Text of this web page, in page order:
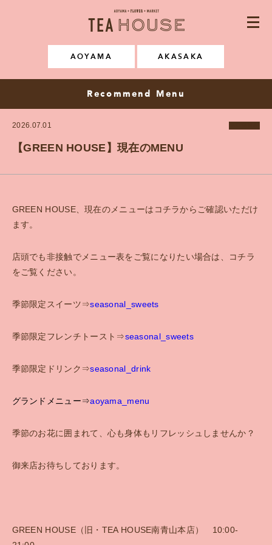
CONCEPT
SPACE RENTAL
GALLERY
FAQ
AOYAMA AKASAKA
Recommend Menu
2026.07.01
【GREEN HOUSE】現在のMENU
GREEN HOUSE、現在のメニューはコチラからご確認いただけ
ます。
店頭でも非接触でメニュー表をご覧になりたい場合は、コチラ
をご覧ください。
季節限定スイーツ⇒seasonal_sweets
季節限定フレンチトースト⇒seasonal_sweets
季節限定ドリンク⇒seasonal_drink
グランドメニュー⇒aoyama_menu
季節のお花に囲まれて、心も身体もリフレッシュしませんか？
御来店お待ちしております。
GREEN HOUSE（旧・TEA HOUSE南青山本店） 10:00-